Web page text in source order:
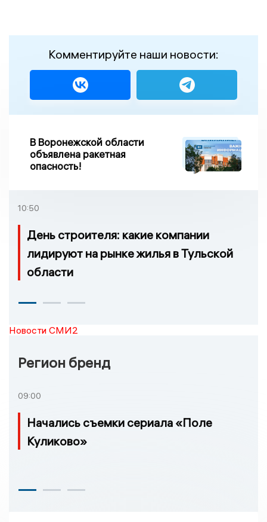
Комментируйте наши новости:
В Воронежской области
объявлена ракетная
опасность!
10:50
День строителя: какие компании
лидируют на рынке жилья в Тульской
области
Новости СМИ2
Регион бренд
09:00
Начались съемки сериала «Поле
Куликово»